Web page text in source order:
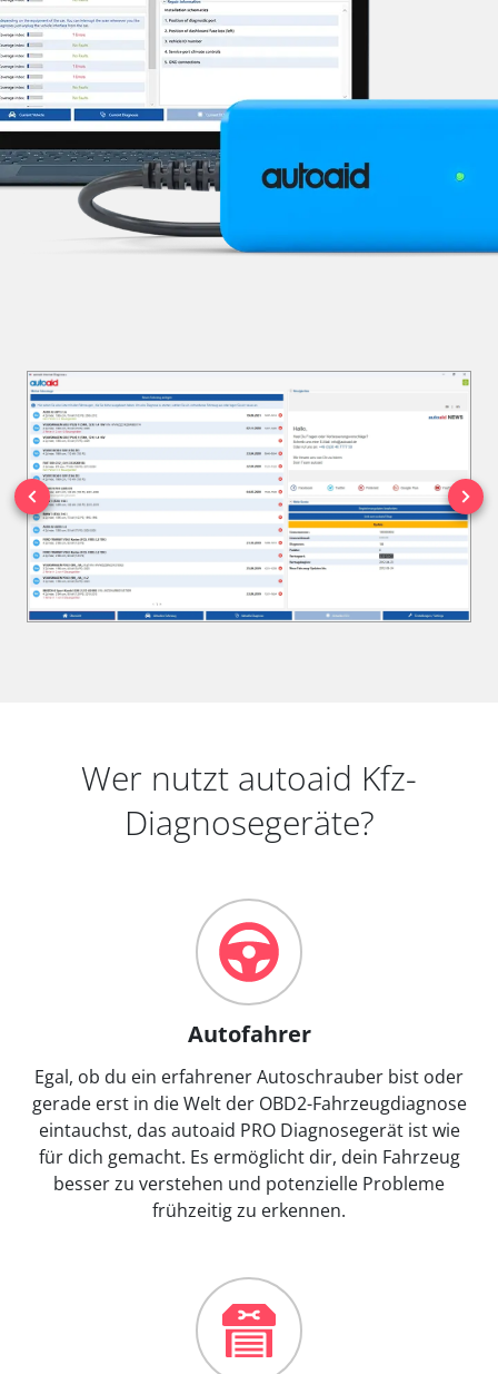
Wer nutzt autoaid Kfz-
Diagnosegeräte?
Autofahrer
Egal, ob du ein erfahrener Autoschrauber bist oder
gerade erst in die Welt der OBD2-Fahrzeugdiagnose
eintauchst, das autoaid PRO Diagnosegerät ist wie
für dich gemacht. Es ermöglicht dir, dein Fahrzeug
besser zu verstehen und potenzielle Probleme
frühzeitig zu erkennen.